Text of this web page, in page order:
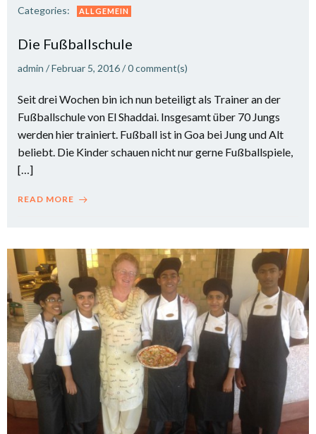
Categories: ALLGEMEIN
Die Fußballschule
admin /Februar 5, 2016/0comment(s)
Seit drei Wochen bin ich nun beteiligt als Trainer an der
Fußballschule von El Shaddai. Insgesamt über 70 Jungs
werden hier trainiert. Fußball ist in Goa bei Jung und Alt
beliebt. Die Kinder schauen nicht nur gerne Fußballspiele,
[…]
READ MORE